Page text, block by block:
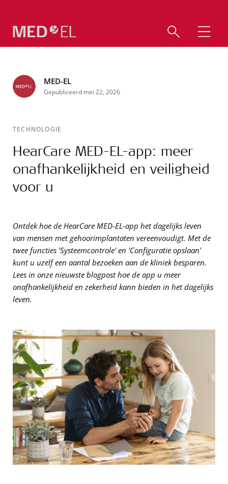
MED-EL
Gepubliceerd mei 22, 2026
TECHNOLOGIE
HearCare MED-EL-app: meer
onafhankelijkheid en veiligheid
voor u
Ontdek hoe de HearCare MED-EL-app het dagelijks leven
van mensen met gehoorimplantaten vereenvoudigt. Met de
twee functies 'Systeemcontrole' en 'Configuratie opslaan'
kunt u uzelf een aantal bezoeken aan de kliniek besparen.
Lees in onze nieuwste blogpost hoe de app u meer
onafhankelijkheid en zekerheid kann bieden in het dagelijks
leven.